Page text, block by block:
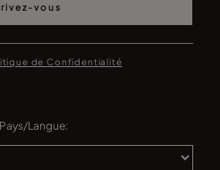
vous
de Confidentialité
Pays/Langue: